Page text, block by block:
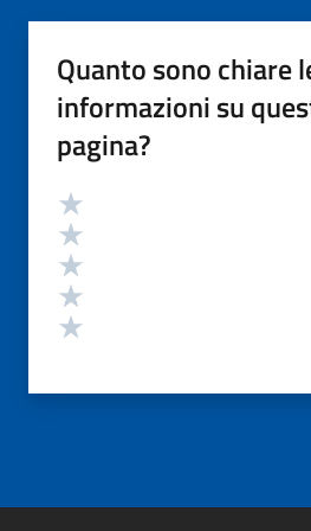
Quanto sono chiare
informazioni su
pagina?
Valutazione